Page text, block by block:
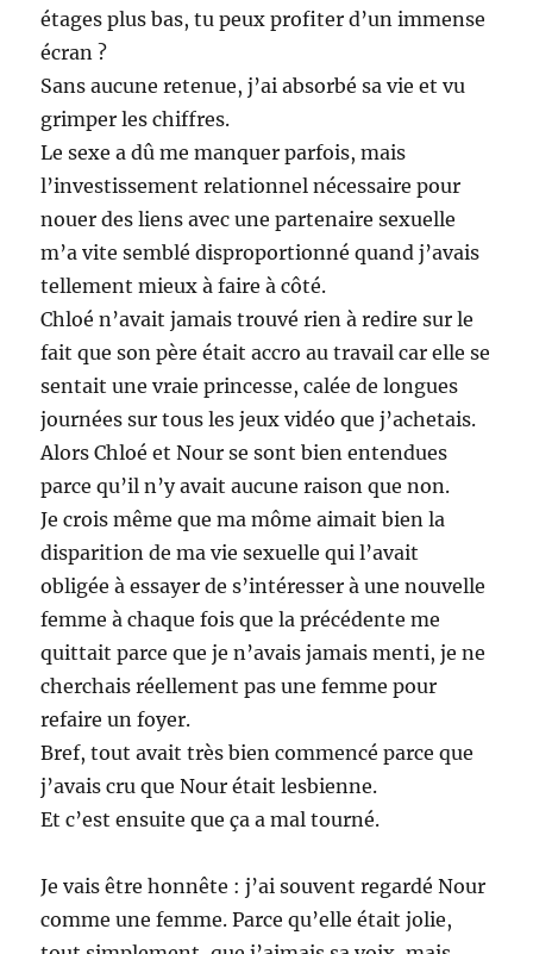
étages plus bas, tu peux profiter d’un immense
écran ?
Sans aucune retenue, j’ai absorbé sa vie et vu
grimper les chiffres.
Le sexe a dû me manquer parfois, mais
l’investissement relationnel nécessaire pour
nouer des liens avec une partenaire sexuelle
m’a vite semblé disproportionné quand j’avais
tellement mieux à faire à côté.
Chloé n’avait jamais trouvé rien à redire sur le
fait que son père était accro au travail car elle se
sentait une vraie princesse, calée de longues
journées sur tous les jeux vidéo que j’achetais.
Alors Chloé et Nour se sont bien entendues
parce qu’il n’y avait aucune raison que non.
Je crois même que ma môme aimait bien la
disparition de ma vie sexuelle qui l’avait
obligée à essayer de s’intéresser à une nouvelle
femme à chaque fois que la précédente me
quittait parce que je n’avais jamais menti, je ne
cherchais réellement pas une femme pour
refaire un foyer.
Bref, tout avait très bien commencé parce que
j’avais cru que Nour était lesbienne.
Et c’est ensuite que ça a mal tourné.
Je vais être honnête : j’ai souvent regardé Nour
comme une femme. Parce qu’elle était jolie,